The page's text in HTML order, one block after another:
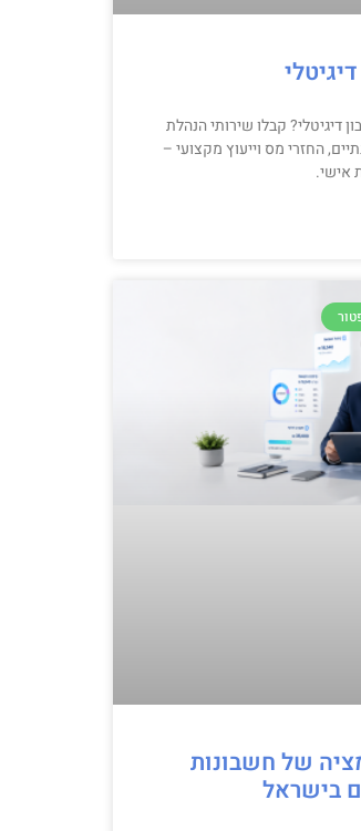
דיגיטלי? קבלו שירותי הנהלת
החזרי מס וייעוץ מקצועי –
אישי.
של חשבונות
בישראל